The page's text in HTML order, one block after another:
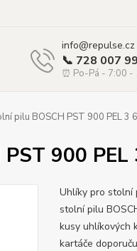
info@repulse.cz
📞 728 007
⏰ Po-Pá - 7:00 -
pilu BOSCH PST 900 PEL 3
900
Uhlíky pro stolní
stolní pilu
kusy uhlíkových
kartáče